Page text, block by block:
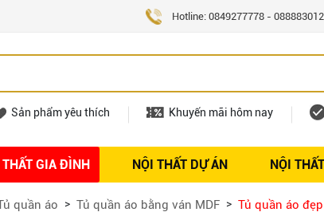
Hotline: 0849277778 -
Sản phẩm yêu thích Khuyến mãi hôm nay
THẤT GIA ĐÌNH NỘI THẤT DỰ ÁN NỘI
giá Nội thất Tuyển dụng
quần áo Tủ quần áo bằng ván MDF Tủ quần áo